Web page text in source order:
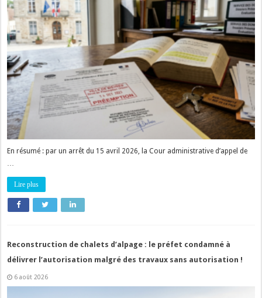
En résumé : par un arrêt du 15 avril 2026, la Cour administrative d’appel de
…
Lire plus
Reconstruction de chalets d’alpage : le préfet condamné à
délivrer l’autorisation malgré des travaux sans autorisation !
6 août 2026